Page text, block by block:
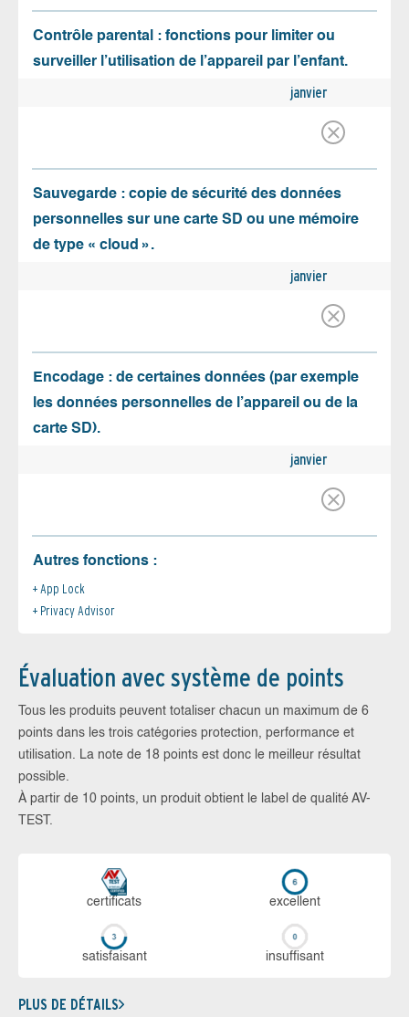
Contrôle parental : fonctions pour limiter ou
surveiller l’utilisation de l’appareil par l’enfant.
janvier
Sauvegarde : copie de sécurité des données
personnelles sur une carte SD ou une mémoire
de type « cloud ».
janvier
Encodage : de certaines données (par exemple
les données personnelles de l’appareil ou de la
carte SD).
janvier
Autres fonctions :
App Lock
Privacy Advisor
Évaluation avec système de points
Tous les produits peuvent totaliser chacun un maximum de 6
points dans les trois catégories protection, performance et
utilisation. La note de 18 points est donc le meilleur résultat
possible.
À partir de 10 points, un produit obtient le label de qualité AV-
TEST.
certi­ficats ex­cellent
sa­tis­fai­sant in­suf­fi­sant
PLUS DE DÉTAILS